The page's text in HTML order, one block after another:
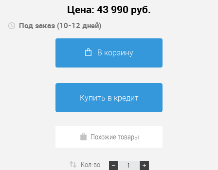
Цена: 43 990 руб.
Под заказ (10-12 дней)
В корзину
Купить в кредит
Похожие товары
Кол-во: